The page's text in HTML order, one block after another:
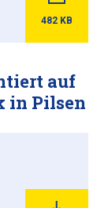
482 KB
auf
in Pilsen